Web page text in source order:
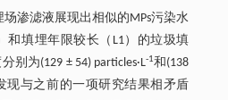
渗滤液展现出相似的MPs污染水
和填埋年限较长（L1）的垃圾填
别为(129 ± 54) particles·L-1和(138
现与之前的一项研究结果相矛盾